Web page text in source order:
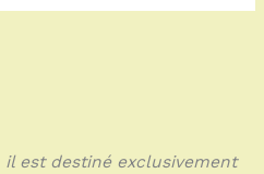
il est destiné exclusivement